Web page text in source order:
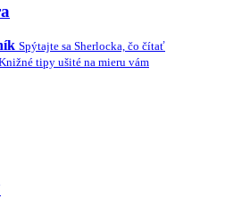
Spýtajte sa Sherlocka, čo čítať
tipy ušité na mieru vám